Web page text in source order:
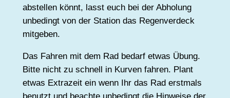
abstellen könnt, lasst euch bei der Abholung
unbedingt von der Station das Regenverdeck
mitgeben.
Das Fahren mit dem Rad bedarf etwas Übung.
Bitte nicht zu schnell in Kurven fahren. Plant
etwas Extrazeit ein wenn Ihr das Rad erstmals